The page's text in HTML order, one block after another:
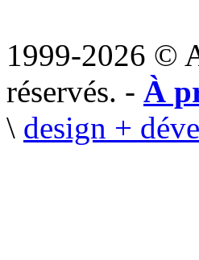
1999-2026 ©
réservés. - À
\ design +